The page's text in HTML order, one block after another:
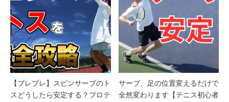
【ブレブレ】スピンサーブのト
スどうしたら安定する？プロテ
サーブ、足の位置変えるだけで
全然変わります【テニス初心者